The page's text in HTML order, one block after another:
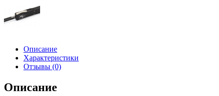
Описание
Характеристики
Отзывы (0)
Описание